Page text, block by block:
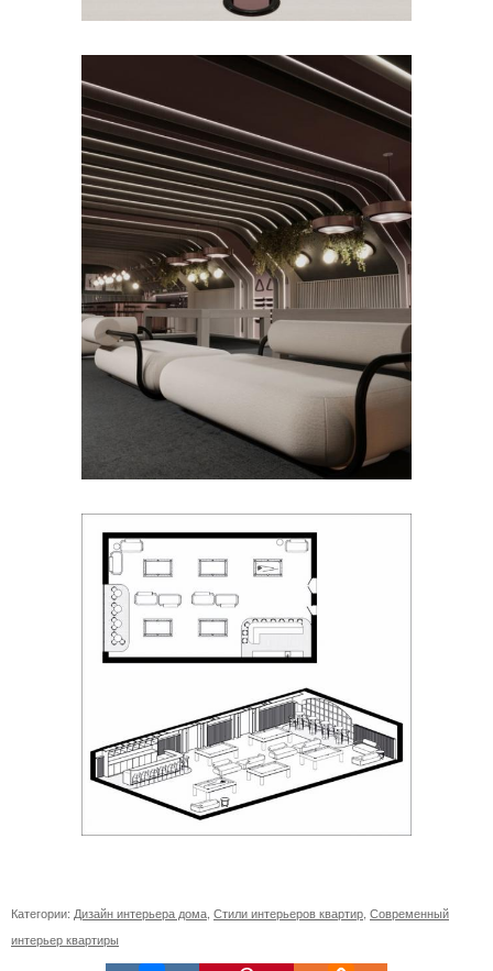
Категории: Дизайн интерьера дома Стили интерьеров квартир Современный
интерьер квартиры